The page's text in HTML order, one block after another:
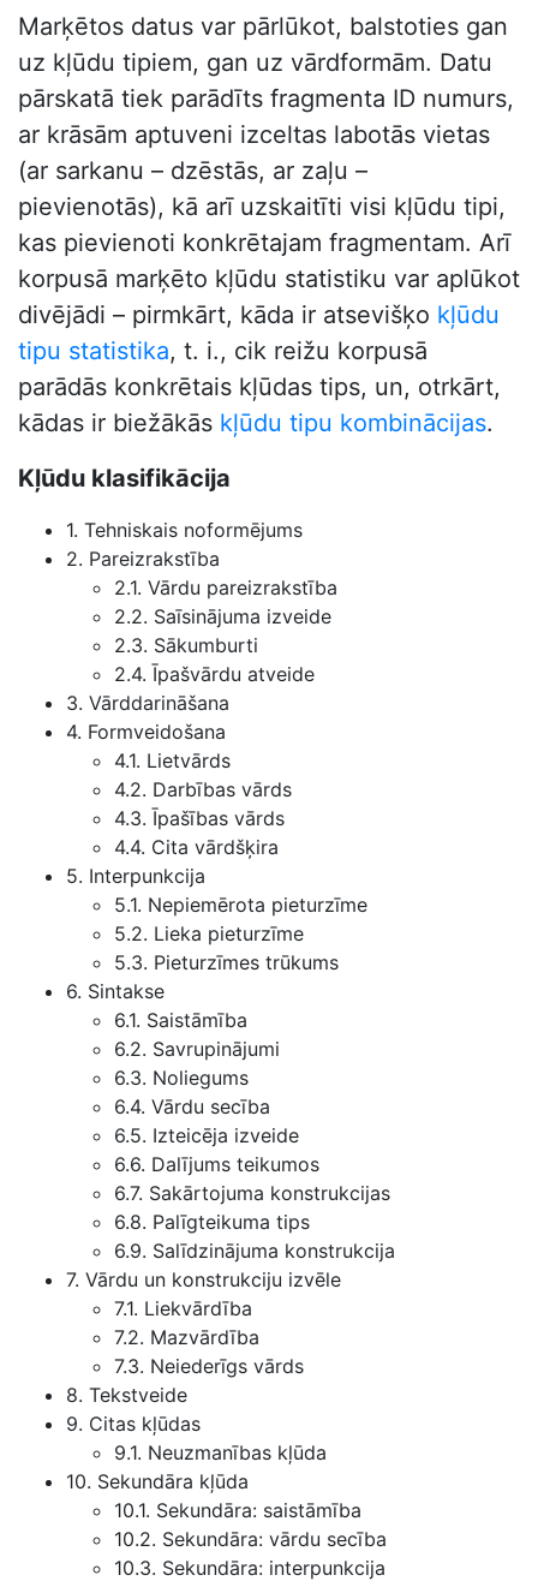
Marķētos datus var pārlūkot, balstoties gan
uz kļūdu tipiem, gan uz vārdformām. Datu
pārskatā tiek parādīts fragmenta ID numurs,
ar krāsām aptuveni izceltas labotās vietas
(ar sarkanu – dzēstās, ar zaļu –
pievienotās), kā arī uzskaitīti visi kļūdu tipi,
kas pievienoti konkrētajam fragmentam. Arī
korpusā marķēto kļūdu statistiku var aplūkot
divējādi – pirmkārt, kāda ir atsevišķo kļūdu
tipu statistika, t. i., cik reižu korpusā
parādās konkrētais kļūdas tips, un, otrkārt,
kādas ir biežākās kļūdu tipu kombinācijas.
Kļūdu klasifikācija
1. Tehniskais noformējums
2. Pareizrakstība
2.1. Vārdu pareizrakstība
2.2. Saīsinājuma izveide
2.3. Sākumburti
2.4. Īpašvārdu atveide
3. Vārddarināšana
4. Formveidošana
4.1. Lietvārds
4.2. Darbības vārds
4.3. Īpašības vārds
4.4. Cita vārdšķira
5. Interpunkcija
5.1. Nepiemērota pieturzīme
5.2. Lieka pieturzīme
5.3. Pieturzīmes trūkums
6. Sintakse
6.1. Saistāmība
6.2. Savrupinājumi
6.3. Noliegums
6.4. Vārdu secība
6.5. Izteicēja izveide
6.6. Dalījums teikumos
6.7. Sakārtojuma konstrukcijas
6.8. Palīgteikuma tips
6.9. Salīdzinājuma konstrukcija
7. Vārdu un konstrukciju izvēle
7.1. Liekvārdība
7.2. Mazvārdība
7.3. Neiederīgs vārds
8. Tekstveide
9. Citas kļūdas
9.1. Neuzmanības kļūda
10. Sekundāra kļūda
10.1. Sekundāra: saistāmība
10.2. Sekundāra: vārdu secība
10.3. Sekundāra: interpunkcija